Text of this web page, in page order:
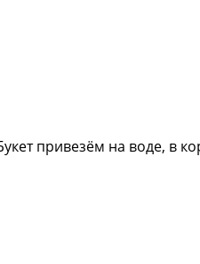
привезём на воде, в